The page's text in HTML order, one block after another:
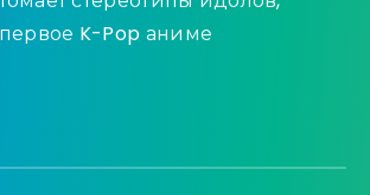
K-Pop аниме